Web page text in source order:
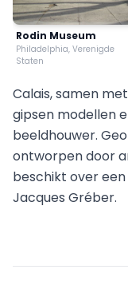
Rodin Museum
Philadelphia, Verenigde
Staten
Calais, samen
gipsen modellen
beeldhouwer.
ontworpen door
beschikt over
Jacques Gréber.